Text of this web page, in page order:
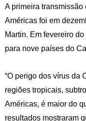
A primeira
Américas foi em
Martin. Em fevereiro
para nove países do
“O perigo dos vírus da
regiões tropicais,
Américas, é maior do
resultados mostraram